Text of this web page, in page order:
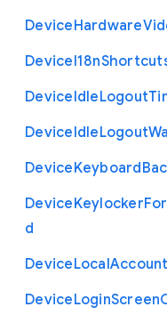
DeviceHardware
DeviceI18n
DeviceIdleLogout
DeviceIdleLogout
DeviceKeyboard
DeviceKeylockerFor
d
DeviceLocalAccount
DeviceLoginScreen